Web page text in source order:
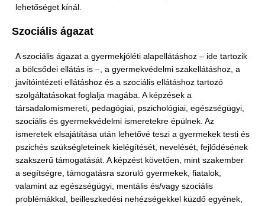
lehetőséget kínál.
Szociális ágazat
A szociális ágazat a gyermekjóléti alapellátáshoz – ide tartozik
a bölcsődei ellátás is –, a gyermekvédelmi szakellátáshoz, a
javítóintézeti ellátáshoz és a szociális ellátáshoz tartozó
szolgáltatásokat foglalja magába. A képzések a
társadalomismereti, pedagógiai, pszichológiai, egészségügyi,
szociális és gyermekvédelmi ismeretekre épülnek. Az
ismeretek elsajátítása után lehetővé teszi a gyermekek testi és
pszichés szükségleteinek kielégítését, nevelését, fejlődésének
szakszerű támogatását. A képzést követően, mint szakember
a segítségre, támogatásra szoruló gyermekek, fiatalok,
valamint az egészségügyi, mentális és/vagy szociális
problémákkal, beilleszkedési nehézségekkel küzdő egyének,